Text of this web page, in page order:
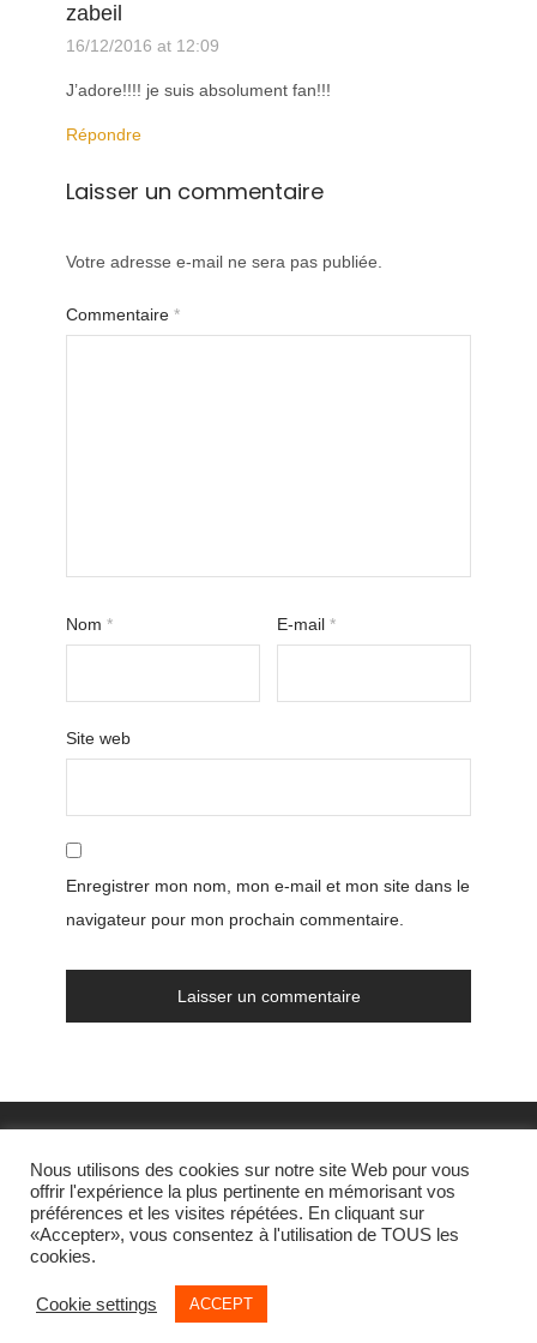
zabeil
16/12/2016 at 12:09
J’adore!!!! je suis absolument fan!!!
Répondre
Laisser un commentaire
Votre adresse e-mail ne sera pas publiée.
Commentaire *
Nom * E-mail *
Site web
Enregistrer mon nom, mon e-mail et mon site dans le
navigateur pour mon prochain commentaire.
FAQs
CGV
Suivi de commande
2026© ByWilly Bègue
Nous utilisons des cookies sur notre site Web pour vous
offrir l'expérience la plus pertinente en mémorisant vos
préférences et les visites répétées. En cliquant sur
«Accepter», vous consentez à l'utilisation de TOUS les
cookies.
Cookie settings ACCEPT